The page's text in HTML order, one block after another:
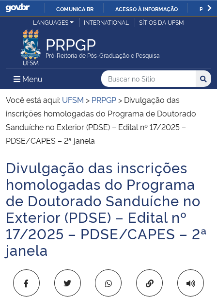
IR
COMUNICA BR ACESSO À INFORMAÇÃO
Ministério da Justiça e Segurança Pública
Ministério da Defesa
Ministério das Relações Exteriores
Ministério da Economia
Ministério da Agricultura, Pecuária e Abastecimento
Ministério da Educação
Ministério da Cidadania
Ministério da Saúde
Ministério de Minas e Energia
LANGUAGES INTERNATIONAL SÍTIOS DA UFSM
PRPGP
Pró-Reitoria de Pós-Graduação e Pesquisa
Menu Menu Principal do Sítio
Busca
Buscar no no Sítio
Busca:
Você está aqui: UFSM > PRPGP > Divulgação das
inscrições homologadas do Programa de Doutorado
Sanduíche no Exterior (PDSE) – Edital nº 17/2025 –
PDSE/CAPES – 2ª janela
Início do conteúdo
Divulgação das inscrições
homologadas do Programa
de Doutorado Sanduíche no
Exterior (PDSE) – Edital nº
17/2025 – PDSE/CAPES – 2ª
janela
Copiar para área